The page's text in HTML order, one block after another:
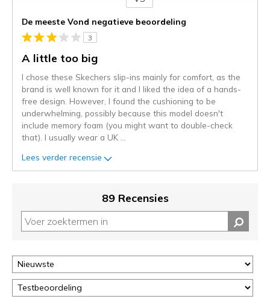
content
wordt
momenteel
gemigreerd
de
niejee
page_id.
kunt
status
van
deze
of
door
<a
href="javascript:location.href=location.pathname;">hier</a>
De meeste Vond negatieve beoordeling
3
A little too big
I chose these Skechers slip-ins mainly for comfort, as the
brand is well known for it and I liked the idea of a hands-
free design. However, I found the cushioning to be
underwhelming, possibly because this model doesn't
include memory foam (you might want to double-check
that). I usually wear a UK
Lees verder recensie
89 Recensies